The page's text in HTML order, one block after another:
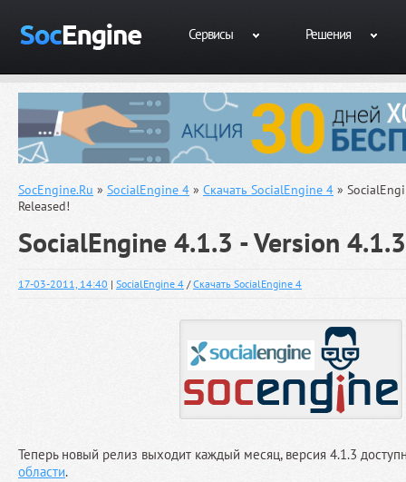
Сервисы Решения
SocEngine.Ru » SocialEngine 4 » Скачать SocialEngine 4 »
Released!
SocialEngine 4.1.3 - Version
17-03-2011, 14:40 | SocialEngine 4 /Скачать SocialEngine 4
Теперь новый релиз выходит каждый месяц, версия 4.1.3
области.